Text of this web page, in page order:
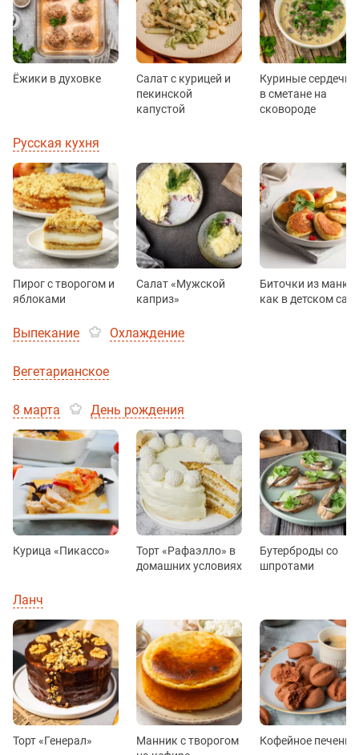
Ёжики в духовке
Салат с курицей и
пекинской
капустой
Куриные сердечки
в сметане на
сковороде
Русская кухня
Пирог с творогом и
яблоками
Салат «Мужской
каприз»
Биточки из манки
как в детском саду
Выпекание Охлаждение
Вегетарианское
8 марта День рождения
Курица «Пикассо»
Торт «Рафаэлло» в
домашних условиях
Бутерброды со
шпротами
Ланч
Торт «Генерал»
Манник с творогом
Кофейное печенье